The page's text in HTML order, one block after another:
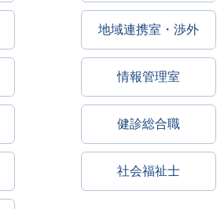
地域連携室・渉外
情報管理室
健診総合職
社会福祉士